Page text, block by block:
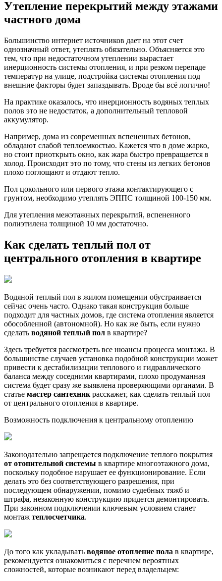
Утепление перекрытий между этажами
частного дома
Большинство интернет источников дает на этот счет
однозначный ответ, утеплять обязательно. Объясняется это
тем, что при недостаточном утеплении вырастает
инерционность системы отопления, и при резком перепаде
температур на улице, подстройка системы отопления под
внешние факторы будет запаздывать. Вроде бы всё логично!
На практике оказалось, что инерционность водяных теплых
полов это не недостаток, а дополнительный тепловой
аккумулятор.
Например, дома из современных вспененных бетонов,
обладают слабой теплоемкостью. Кажется что в доме жарко,
но стоит приоткрыть окно, как жара быстро превращается в
холод. Происходит это по тому, что стены из легких бетонов
плохо поглощают и отдают тепло.
Пол цокольного или первого этажа контактирующего с
грунтом, необходимо утеплять ЭППС толщиной 100-150 мм.
Для утепления межэтажных перекрытий, вспененного
полиэтилена толщиной 10 мм достаточно.
Как сделать теплый пол от
центрального отопления в квартире
Водяной теплый пол в жилом помещении обустраивается
сейчас очень часто. Однако такая конструкция больше
подходит для частных домов, где система отопления является
обособленной (автономной). Но как же быть, если нужно
сделать водяной теплый пол в квартире?
Здесь требуется рассмотреть все нюансы процесса монтажа. В
большинстве случаев установка подобной конструкции может
привести к дестабилизации теплового и гидравлического
баланса между соседними квартирами, плохо продуманная
система будет сразу же выявлена проверяющими органами. В
статье мастер сантехник расскажет, как сделать теплый пол
от центрального отопления в квартире.
Возможность подключения к центральному отоплению
Законодательно запрещается подключение теплого покрытия
от отопительной системы в квартире многоэтажного дома,
поскольку подобное нарушает ее функционирование. Если
делать это без соответствующего разрешения, при
последующем обнаружении, помимо судебных тяжб и
штрафа, незаконную конструкцию придется демонтировать.
При законном подключении ключевым условием станет
монтаж теплосчетчика.
До того как укладывать водяное отопление пола в квартире,
рекомендуется ознакомиться с перечнем вероятных
сложностей, которые возникают перед владельцем: